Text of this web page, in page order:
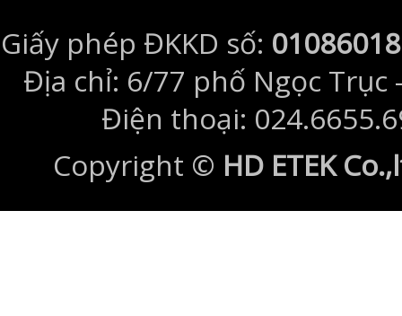
Giấy phép ĐKKD số:
Địa chỉ: 6/77 phố Ngọc Trục
Điện thoại:
Copyright © HD ETEK